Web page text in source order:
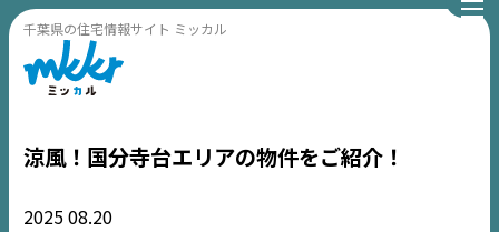
千葉県の住宅情報サイト ミッカル
涼風！国分寺台エリアの物件をご紹介！
202508.20